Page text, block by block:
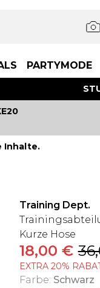
PARTYMODE
Inhalte.
Training Dept.
Kurze Hose
18,00 €
EXTRA 20%
Farbe: Schwarz